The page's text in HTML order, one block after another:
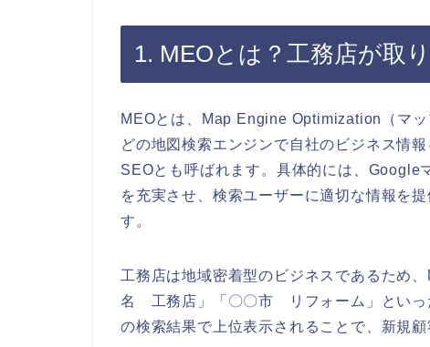
1. MEOとは？工務店が取
MEOとは、Map Engine Optimization（マ
どの地図検索エンジンで自社のビジネス情
SEOとも呼ばれます。具体的には、Google
を充実させ、検索ユーザーに適切な情報を
す。
工務店は地域密着型のビジネスであるため
名 工務店」「〇〇市 リフォーム」といっ
の検索結果で上位表示されることで、新規